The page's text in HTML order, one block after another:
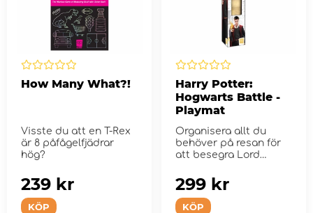
How Many What?!
Visste du att en T-Rex
är 8 påfågelfjädrar
hög?
KÖP
239 kr
Harry Potter:
Hogwarts Battle -
Playmat
Organisera allt du
behöver på resan för
att besegra Lord
KÖP
299 kr